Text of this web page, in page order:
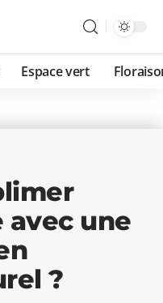
Espace vert
avec une
?